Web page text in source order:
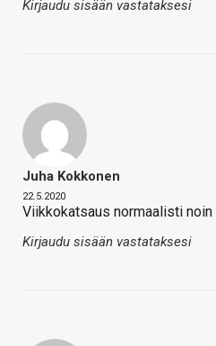
Kirjaudu sisään vastataksesi
Juha Kokkonen
22.5.2020
Viikkokatsaus normaalisti noin
Kirjaudu sisään vastataksesi